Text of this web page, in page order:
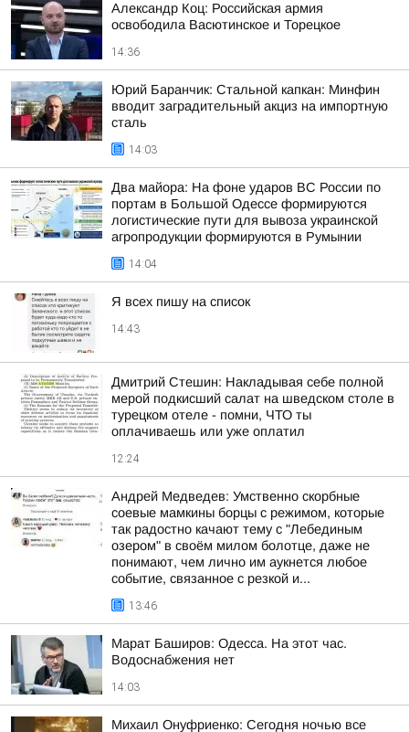
Александр Коц: Российская армия
освободила Васютинское и Торецкое
14:36
Юрий Баранчик: Стальной капкан: Минфин
вводит заградительный акциз на импортную
сталь
14:03
Два майора: На фоне ударов ВС России по
портам в Большой Одессе формируются
логистические пути для вывоза украинской
агропродукции формируются в Румынии
14:04
Я всех пишу на список
14:43
Дмитрий Стешин: Накладывая себе полной
мерой подкисший салат на шведском столе в
турецком отеле - помни, ЧТО ты
оплачиваешь или уже оплатил
12:24
Андрей Медведев: Умственно скорбные
соевые мамкины борцы с режимом, которые
так радостно качают тему с "Лебединым
озером" в своём милом болотце, даже не
понимают, чем лично им аукнется любое
событие, связанное с резкой и...
13:46
Марат Баширов: Одесса. На этот час.
Водоснабжения нет
14:03
Михаил Онуфриенко: Сегодня ночью все